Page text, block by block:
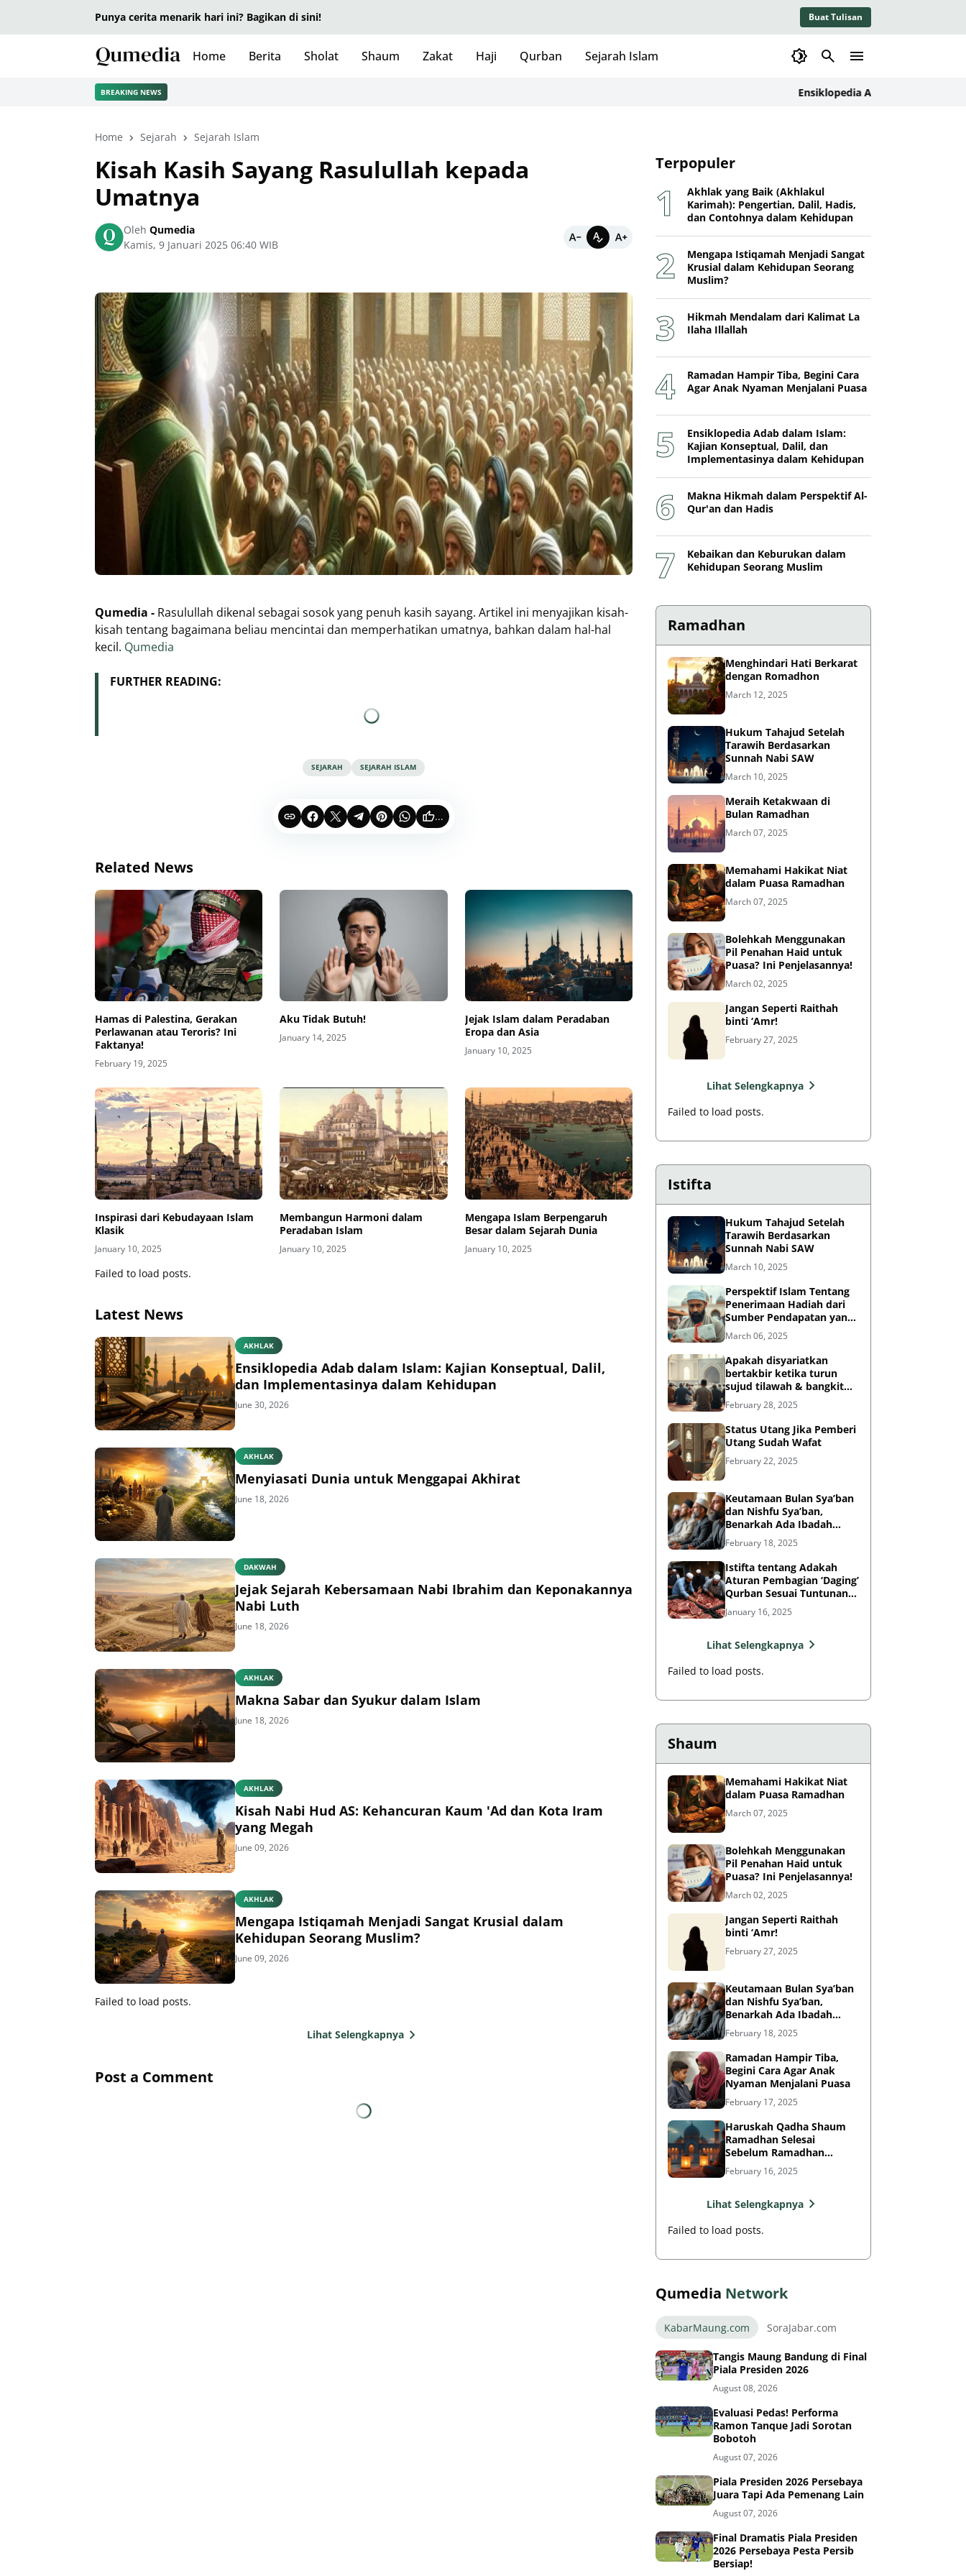
Punya cerita menarik hari ini? Bagikan di sini! Buat Tulisan
Home Berita Sholat Shaum Zakat Haji Qurban Sejarah Islam
BREAKING NEWS Ensiklopedia Adab dalam Islam:
Home Sejarah Sejarah Islam
Kisah Kasih Sayang Rasulullah kepada
Umatnya
Oleh Qumedia
Kamis, 9 Januari 2025 06:40 WIB
Qumedia - Rasulullah dikenal sebagai sosok yang penuh kasih sayang. Artikel ini menyajikan kisah-
kisah tentang bagaimana beliau mencintai dan memperhatikan umatnya, bahkan dalam hal-hal
kecil. Qumedia
FURTHER READING:
SEJARAH SEJARAH ISLAM
...
Related News
Hamas di Palestina, Gerakan
Perlawanan atau Teroris? Ini
Faktanya!
February 19, 2025
Aku Tidak Butuh!
January 14, 2025
Jejak Islam dalam Peradaban
Eropa dan Asia
January 10, 2025
Inspirasi dari Kebudayaan Islam
Klasik
January 10, 2025
Membangun Harmoni dalam
Peradaban Islam
January 10, 2025
Mengapa Islam Berpengaruh
Besar dalam Sejarah Dunia
January 10, 2025
Failed to load posts.
Latest News
AKHLAK
Ensiklopedia Adab dalam Islam: Kajian Konseptual, Dalil,
dan Implementasinya dalam Kehidupan
June 30, 2026
AKHLAK
Menyiasati Dunia untuk Menggapai Akhirat
June 18, 2026
DAKWAH
Jejak Sejarah Kebersamaan Nabi Ibrahim dan Keponakannya
Nabi Luth
June 18, 2026
AKHLAK
Makna Sabar dan Syukur dalam Islam
June 18, 2026
AKHLAK
Kisah Nabi Hud AS: Kehancuran Kaum 'Ad dan Kota Iram
yang Megah
June 09, 2026
AKHLAK
Mengapa Istiqamah Menjadi Sangat Krusial dalam
Kehidupan Seorang Muslim?
June 09, 2026
Failed to load posts.
Lihat Selengkapnya
Post a Comment
Terpopuler
Akhlak yang Baik (Akhlakul
Karimah): Pengertian, Dalil, Hadis,
dan Contohnya dalam Kehidupan
Mengapa Istiqamah Menjadi Sangat
Krusial dalam Kehidupan Seorang
Muslim?
Hikmah Mendalam dari Kalimat La
Ilaha Illallah
Ramadan Hampir Tiba, Begini Cara
Agar Anak Nyaman Menjalani Puasa
Ensiklopedia Adab dalam Islam:
Kajian Konseptual, Dalil, dan
Implementasinya dalam Kehidupan
Makna Hikmah dalam Perspektif Al-
Qur'an dan Hadis
Kebaikan dan Keburukan dalam
Kehidupan Seorang Muslim
Ramadhan
Menghindari Hati Berkarat
dengan Romadhon
March 12, 2025
Hukum Tahajud Setelah
Tarawih Berdasarkan
Sunnah Nabi SAW
March 10, 2025
Meraih Ketakwaan di
Bulan Ramadhan
March 07, 2025
Memahami Hakikat Niat
dalam Puasa Ramadhan
March 07, 2025
Bolehkah Menggunakan
Pil Penahan Haid untuk
Puasa? Ini Penjelasannya!
March 02, 2025
Jangan Seperti Raithah
binti ‘Amr!
February 27, 2025
Lihat Selengkapnya
Failed to load posts.
Istifta
Hukum Tahajud Setelah
Tarawih Berdasarkan
Sunnah Nabi SAW
March 10, 2025
Perspektif Islam Tentang
Penerimaan Hadiah dari
Sumber Pendapatan yang
Tidak Halal
March 06, 2025
Apakah disyariatkan
bertakbir ketika turun
sujud tilawah & bangkit
dari sujud tilawah yang
dilakukan dalam shalat?
February 28, 2025
Status Utang Jika Pemberi
Utang Sudah Wafat
February 22, 2025
Keutamaan Bulan Sya’ban
dan Nishfu Sya’ban,
Benarkah Ada Ibadah
Khusus?
February 18, 2025
Istifta tentang Adakah
Aturan Pembagian ‘Daging’
Qurban Sesuai Tuntunan
Rasulullah?
January 16, 2025
Lihat Selengkapnya
Failed to load posts.
Shaum
Memahami Hakikat Niat
dalam Puasa Ramadhan
March 07, 2025
Bolehkah Menggunakan
Pil Penahan Haid untuk
Puasa? Ini Penjelasannya!
March 02, 2025
Jangan Seperti Raithah
binti ‘Amr!
February 27, 2025
Keutamaan Bulan Sya’ban
dan Nishfu Sya’ban,
Benarkah Ada Ibadah
Khusus?
February 18, 2025
Ramadan Hampir Tiba,
Begini Cara Agar Anak
Nyaman Menjalani Puasa
February 17, 2025
Haruskah Qadha Shaum
Ramadhan Selesai
Sebelum Ramadhan
Berikutnya?
February 16, 2025
Lihat Selengkapnya
Failed to load posts.
Qumedia Network
KabarMaung.com SoraJabar.com
Tangis Maung Bandung di Final
Piala Presiden 2026
August 08, 2026
Evaluasi Pedas! Performa
Ramon Tanque Jadi Sorotan
Bobotoh
August 07, 2026
Piala Presiden 2026 Persebaya
Juara Tapi Ada Pemenang Lain
August 07, 2026
Final Dramatis Piala Presiden
2026 Persebaya Pesta Persib
Bersiap!